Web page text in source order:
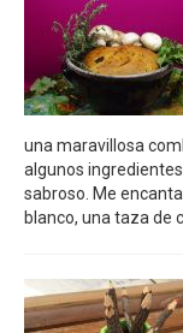
una maravillosa
algunos
sabroso. Me
blanco, una taza de